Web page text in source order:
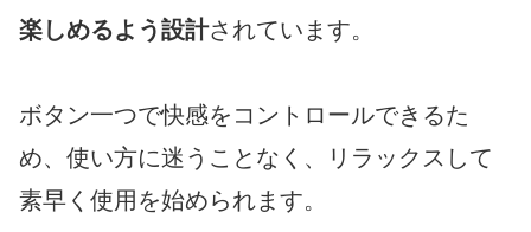
楽しめるよう設計されています。
ボタン一つで快感をコントロールできるた
め、使い方に迷うことなく、リラックスして
素早く使用を始められます。